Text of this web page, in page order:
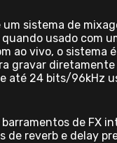
sistema de
usado com
ao vivo, o sistema
gravar
até 24 bits/96kHz
de FX
reverb e delay